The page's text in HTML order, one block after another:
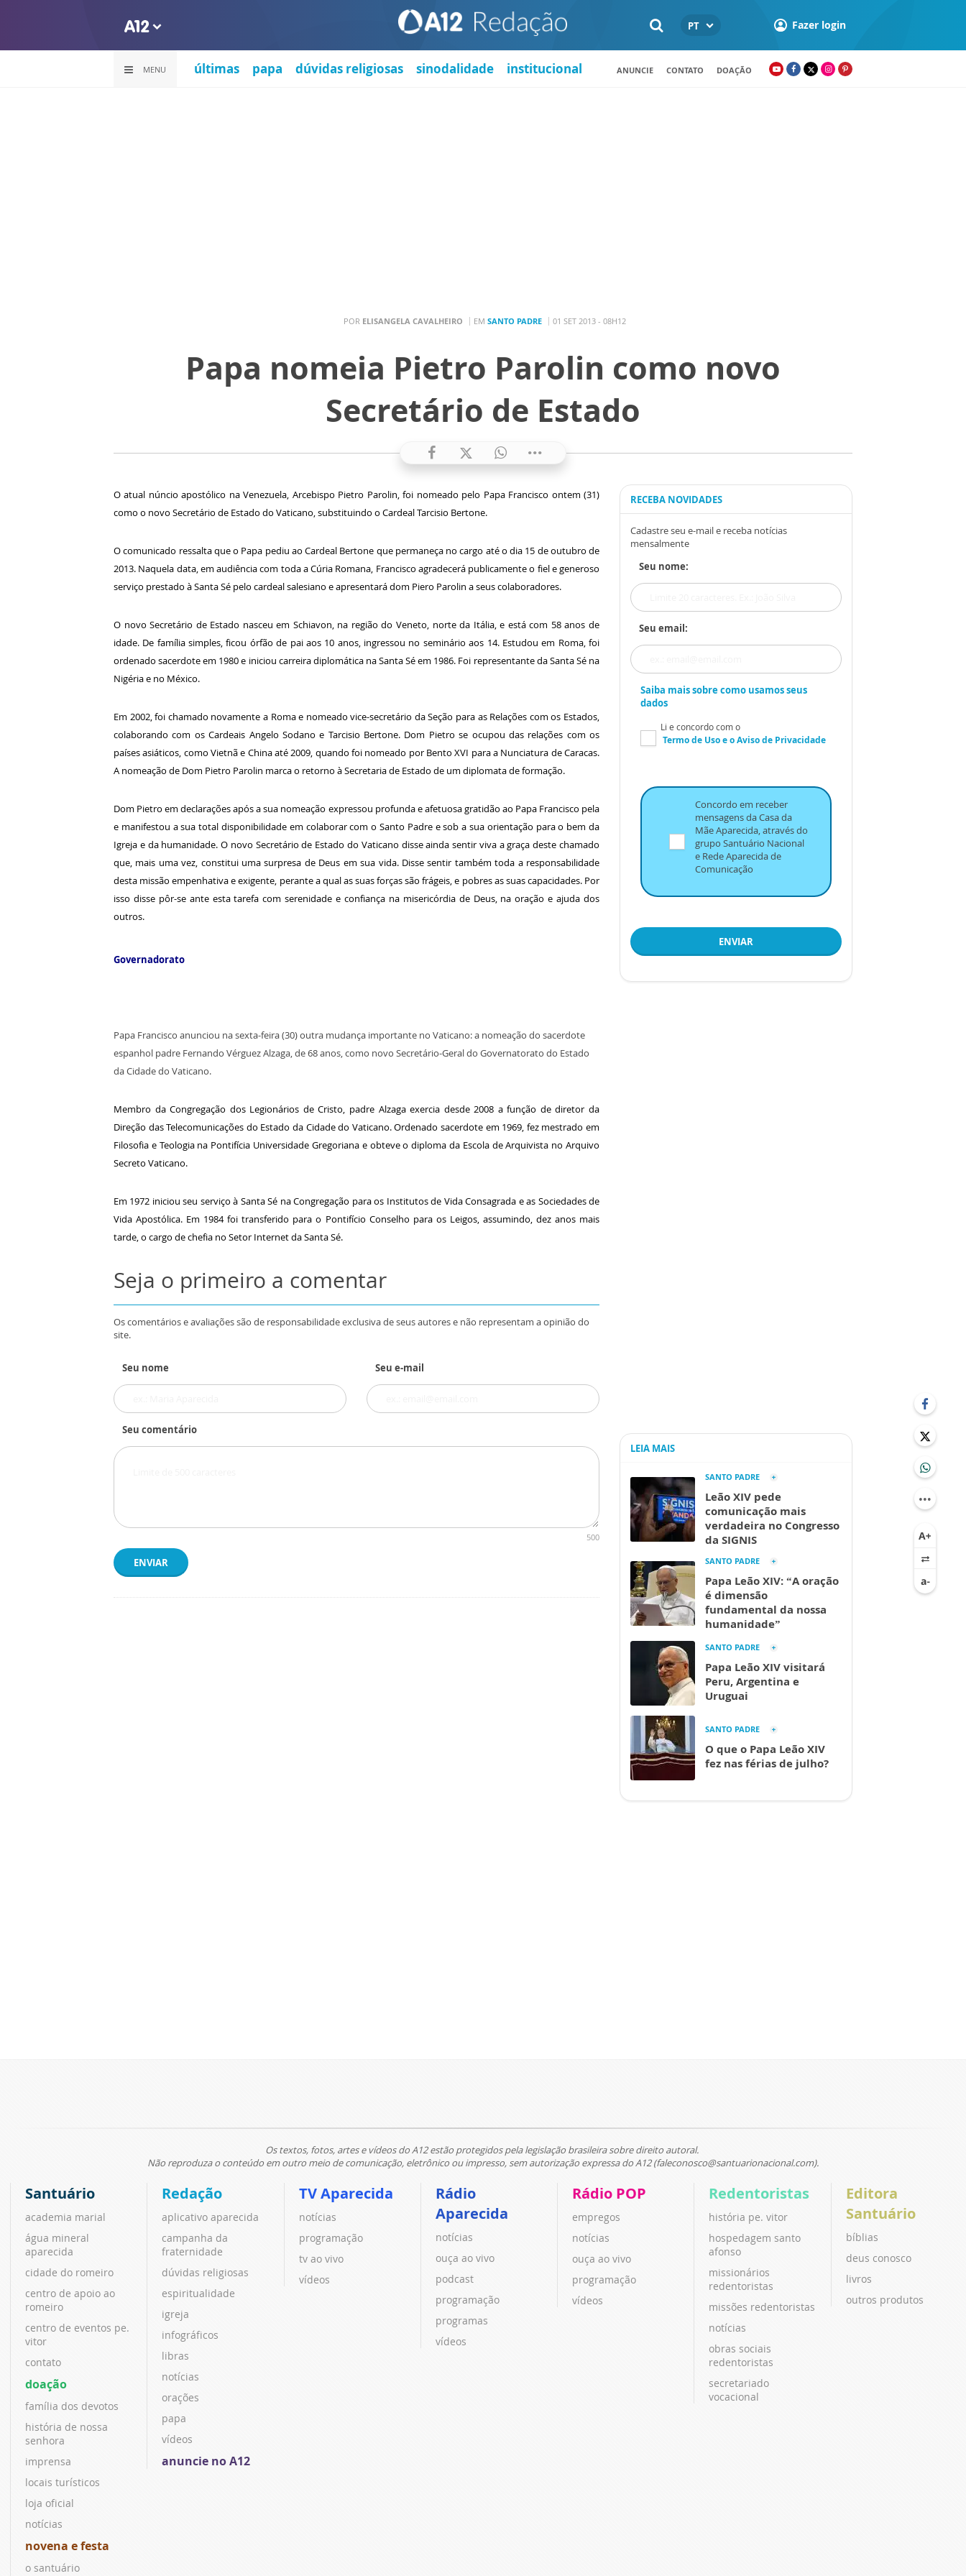
PT Fazer login
MENU últimas papa dúvidas religiosas sinodalidade institucional ANUNCIE CONTATO DOAÇÃO
POR ELISANGELA CAVALHEIRO EM SANTO PADRE 01 SET 2013 - 08H12
Papa nomeia Pietro Parolin como novo
Secretário de Estado
O atual núncio apostólico na Venezuela, Arcebispo Pietro Parolin, foi nomeado pelo Papa Francisco ontem (31)
como o novo Secretário de Estado do Vaticano, substituindo o Cardeal Tarcisio Bertone.
O comunicado ressalta que o Papa pediu ao Cardeal Bertone que permaneça no cargo até o dia 15 de outubro de
2013. Naquela data, em audiência com toda a Cúria Romana, Francisco agradecerá publicamente o fiel e generoso
serviço prestado à Santa Sé pelo cardeal salesiano e apresentará dom Piero Parolin a seus colaboradores.
O novo Secretário de Estado nasceu em Schiavon, na região do Veneto, norte da Itália, e está com 58 anos de
idade. De família simples, ficou órfão de pai aos 10 anos, ingressou no seminário aos 14. Estudou em Roma, foi
ordenado sacerdote em 1980 e iniciou carreira diplomática na Santa Sé em 1986. Foi representante da Santa Sé na
Nigéria e no México.
Em 2002, foi chamado novamente a Roma e nomeado vice-secretário da Seção para as Relações com os Estados,
colaborando com os Cardeais Angelo Sodano e Tarcisio Bertone. Dom Pietro se ocupou das relações com os
países asiáticos, como Vietnã e China até 2009, quando foi nomeado por Bento XVI para a Nunciatura de Caracas.
A nomeação de Dom Pietro Parolin marca o retorno à Secretaria de Estado de um diplomata de formação.
Dom Pietro em declarações após a sua nomeação expressou profunda e afetuosa gratidão ao Papa Francisco pela
e manifestou a sua total disponibilidade em colaborar com o Santo Padre e sob a sua orientação para o bem da
Igreja e da humanidade. O novo Secretário de Estado do Vaticano disse ainda sentir viva a graça deste chamado
que, mais uma vez, constitui uma surpresa de Deus em sua vida. Disse sentir também toda a responsabilidade
desta missão empenhativa e exigente, perante a qual as suas forças são frágeis, e pobres as suas capacidades. Por
isso disse pôr-se ante esta tarefa com serenidade e confiança na misericórdia de Deus, na oração e ajuda dos
outros.
Governadorato
Papa Francisco anunciou na sexta-feira (30) outra mudança importante no Vaticano: a nomeação do sacerdote
espanhol padre Fernando Vérguez Alzaga, de 68 anos, como novo Secretário-Geral do Governatorato do Estado
da Cidade do Vaticano.
Membro da Congregação dos Legionários de Cristo, padre Alzaga exercia desde 2008 a função de diretor da
Direção das Telecomunicações do Estado da Cidade do Vaticano. Ordenado sacerdote em 1969, fez mestrado em
Filosofia e Teologia na Pontifícia Universidade Gregoriana e obteve o diploma da Escola de Arquivista no Arquivo
Secreto Vaticano.
Em 1972 iniciou seu serviço à Santa Sé na Congregação para os Institutos de Vida Consagrada e as Sociedades de
Vida Apostólica. Em 1984 foi transferido para o Pontifício Conselho para os Leigos, assumindo, dez anos mais
tarde, o cargo de chefia no Setor Internet da Santa Sé.
Seja o primeiro a comentar
Os comentários e avaliações são de responsabilidade exclusiva de seus autores e não representam a opinião do
site.
Seu nome Seu e-mail
Seu comentário
500
ENVIAR
RECEBA NOVIDADES
Cadastre seu e-mail e receba notícias
mensalmente
Seu nome:
Seu email:
Saiba mais sobre como usamos seus
dados
Li e concordo com o
Termo de Usoe oAviso de Privacidade
Concordo em receber
mensagens da Casa da
Mãe Aparecida, através do
grupo Santuário Nacional
e Rede Aparecida de
Comunicação
ENVIAR
LEIA MAIS
SANTO PADRE
Leão XIV pede
comunicação mais
verdadeira no Congresso
da SIGNIS
SANTO PADRE
Papa Leão XIV: “A oração
é dimensão
fundamental da nossa
humanidade”
SANTO PADRE
Papa Leão XIV visitará
Peru, Argentina e
Uruguai
SANTO PADRE
O que o Papa Leão XIV
fez nas férias de julho?
Os textos, fotos, artes e vídeos do A12 estão protegidos pela legislação brasileira sobre direito autoral.
Não reproduza o conteúdo em outro meio de comunicação, eletrônico ou impresso, sem autorização expressa do A12 (faleconosco@santuarionacional.com).
Santuário
academia marial
água mineral
aparecida
cidade do romeiro
centro de apoio ao
romeiro
centro de eventos pe.
vitor
contato
doação
família dos devotos
história de nossa
senhora
imprensa
locais turísticos
loja oficial
notícias
novena e festa
o santuário
Redação
aplicativo aparecida
campanha da
fraternidade
dúvidas religiosas
espiritualidade
igreja
infográficos
libras
notícias
orações
papa
vídeos
anuncie no A12
TV Aparecida
notícias
programação
tv ao vivo
vídeos
Rádio
Aparecida
notícias
ouça ao vivo
podcast
programação
programas
vídeos
Rádio POP
empregos
notícias
ouça ao vivo
programação
vídeos
Redentoristas
história pe. vitor
hospedagem santo
afonso
missionários
redentoristas
missões redentoristas
notícias
obras sociais
redentoristas
secretariado
vocacional
Editora
Santuário
bíblias
deus conosco
livros
outros produtos